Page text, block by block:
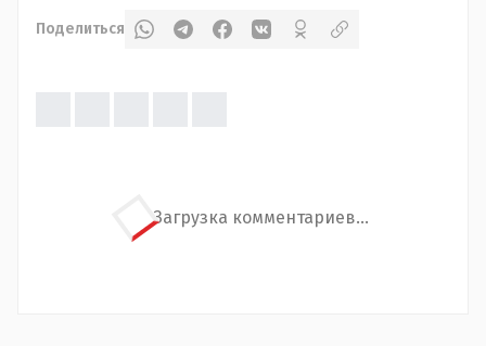
Поделиться
Загрузка комментариев...